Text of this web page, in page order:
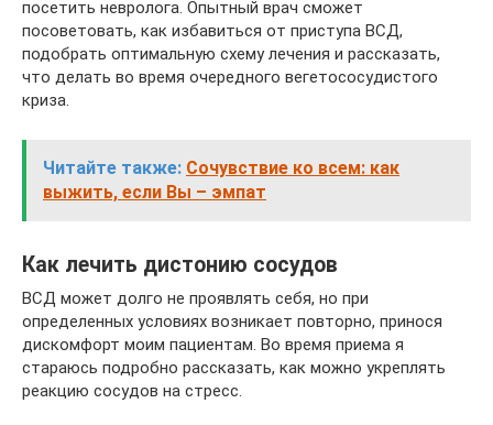
посетить невролога. Опытный врач сможет
посоветовать, как избавиться от приступа ВСД,
подобрать оптимальную схему лечения и рассказать,
что делать во время очередного вегетососудистого
криза.
Читайте также: Сочувствие ко всем: как
выжить, если Вы – эмпат
Как лечить дистонию сосудов
ВСД может долго не проявлять себя, но при
определенных условиях возникает повторно, принося
дискомфорт моим пациентам. Во время приема я
стараюсь подробно рассказать, как можно укреплять
реакцию сосудов на стресс.